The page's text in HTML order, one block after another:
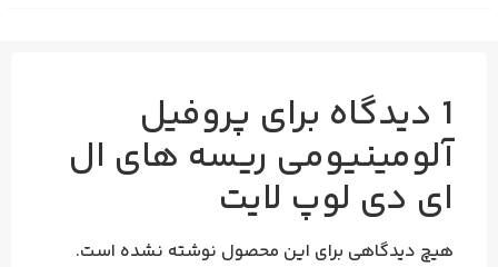
1 دیدگاه برای پروفیل
آلومینیومی ریسه های ال
ای دی لوپ لایت
هیچ دیدگاهی برای این محصول نوشته نشده است.